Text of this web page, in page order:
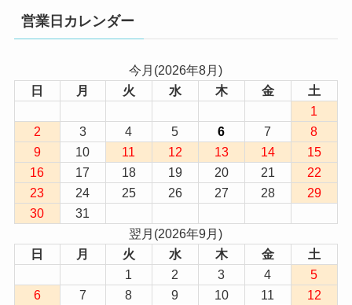
営業日カレンダー
今月(2026年8月)
日
月 火 水 木 金
土
1
2
3 4 5 6 7
8
9
10 11 12 13 14
15
16
17 18 19 20 21
22
23
24 25 26 27 28
29
30
31
翌月(2026年9月)
日
月 火 水 木 金
土
1
2 3 4
5
6
7 8 9 10 11
12